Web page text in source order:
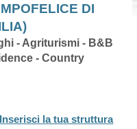
DI
- Agriturismi - B&B
- Country
Inserisci la tua struttura